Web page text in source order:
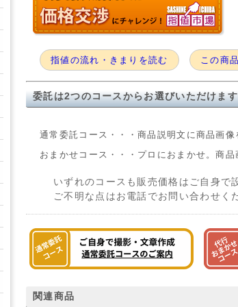
指値の流れ・きまりを読む この商
委託は2つのコースからお選びいただけま
通常委託コース・・・商品説明文に商品画像
おまかせコース・・・プロにおまかせ。商
いずれのコースも販売価格はご自身で
ご不明な点はお電話でお問い合わせ
関連商品